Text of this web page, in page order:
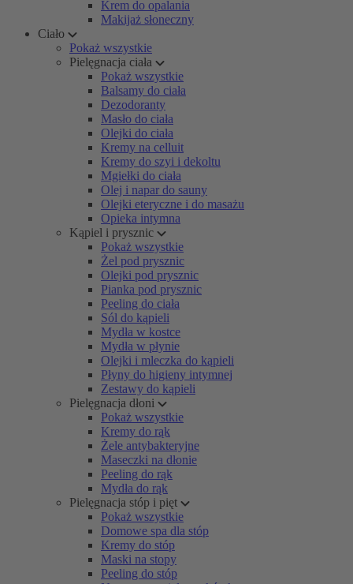
Krem do opalania
Makijaż słoneczny
Ciało
Pokaż wszystkie
Pielęgnacja ciała
Pokaż wszystkie
Balsamy do ciała
Dezodoranty
Masło do ciała
Olejki do ciała
Kremy na celluit
Kremy do szyi i dekoltu
Mgiełki do ciała
Olej i napar do sauny
Olejki eteryczne i do masażu
Opieka intymna
Kąpiel i prysznic
Pokaż wszystkie
Żel pod prysznic
Olejki pod prysznic
Pianka pod prysznic
Peeling do ciała
Sól do kąpieli
Mydła w kostce
Mydła w płynie
Olejki i mleczka do kąpieli
Płyny do higieny intymnej
Zestawy do kąpieli
Pielęgnacja dłoni
Pokaż wszystkie
Kremy do rąk
Żele antybakteryjne
Maseczki na dłonie
Peeling do rąk
Mydła do rąk
Pielęgnacja stóp i pięt
Pokaż wszystkie
Domowe spa dla stóp
Kremy do stóp
Maski na stopy
Peeling do stóp